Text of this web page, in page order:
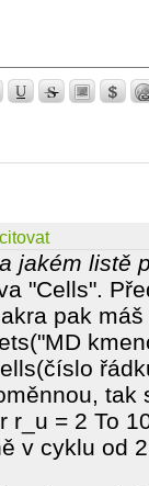
citovat
jakém listě
"Cells".
pak
r_u = 2 To
v cyklu od